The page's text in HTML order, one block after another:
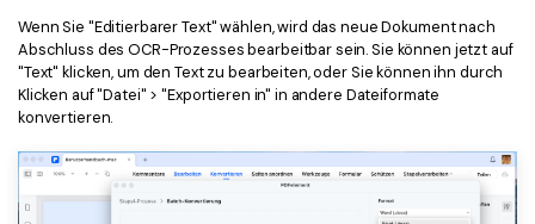
Wenn Sie "Editierbarer Text" wählen, wird das neue Dokument nach
Abschluss des OCR-Prozesses bearbeitbar sein. Sie können jetzt auf
"Text" klicken, um den Text zu bearbeiten, oder Sie können ihn durch
Klicken auf "Datei" > "Exportieren in" in andere Dateiformate
konvertieren.